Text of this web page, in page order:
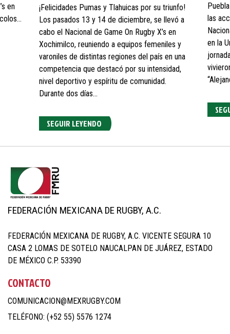
en
¡Felicidades Pumas y Tlahuicas por su triunfo!
Los pasados 13 y 14 de diciembre, se llevó a
cabo el Nacional de Game On Rugby X’s en
Xochimilco, reuniendo a equipos femeniles y
varoniles de distintas regiones del país en una
competencia que destacó por su intensidad,
nivel deportivo y espíritu de comunidad.
Durante dos días…
SEGUIR LEYENDO
las
en la
CONTACTO
COMUNICACION@MEXRUGBY.COM
TELÉFONO: (+52 55) 5576 1274
FEDERACIÓN MEXICANA DE RUGBY, A.C.
FEDERACIÓN MEXICANA DE RUGBY, A.C. VICENTE SEGURA 10
CASA 2 LOMAS DE SOTELO NAUCALPAN DE JUÁREZ, ESTADO
DE MÉXICO C.P. 53390